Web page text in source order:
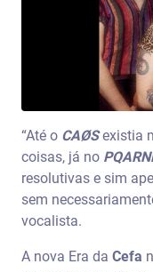
“Até o CAØSexistia
coisas, já no
resolutivas e sim
sem
vocalista.
A nova Era da Cefa